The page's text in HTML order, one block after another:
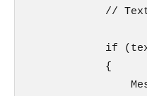
//
if
            {